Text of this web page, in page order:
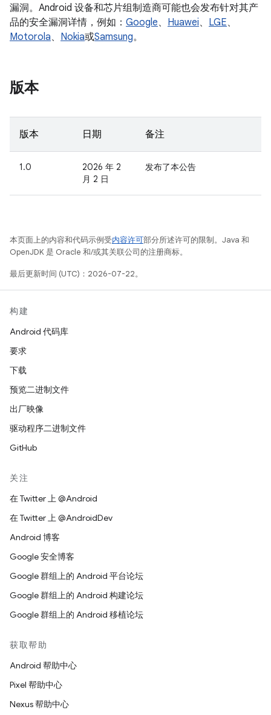
漏洞。Android 设备和芯片组制造商可能也会发布针对其产
品的安全漏洞详情，例如： Google、 Huawei、 LGE、
Motorola、 Nokia或Samsung。
版本
版本 日期 备注
1.0
2026 年 2
月 2 日
发布了本公告
本页面上的内容和代码示例受内容许可部分所述许可的限制。Java 和
OpenJDK 是 Oracle 和/或其关联公司的注册商标。
最后更新时间 (UTC)：2026-07-22。
构建
Android 代码库
要求
下载
预览二进制文件
出厂映像
驱动程序二进制文件
GitHub
关注
在 Twitter 上 @Android
在 Twitter 上 @AndroidDev
Android 博客
Google 安全博客
Google 群组上的 Android 平台论坛
Google 群组上的 Android 构建论坛
Google 群组上的 Android 移植论坛
获取帮助
Android 帮助中心
Pixel 帮助中心
Nexus 帮助中心